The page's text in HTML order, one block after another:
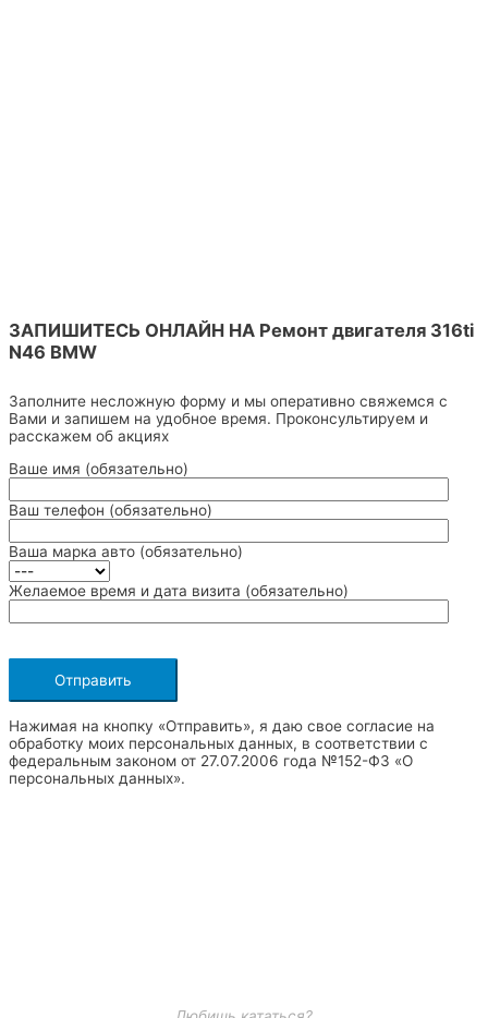
ЗАПИШИТЕСЬ ОНЛАЙН НА Ремонт двигателя 316ti
N46 BMW
Заполните несложную форму и мы оперативно свяжемся с
Вами и запишем на удобное время. Проконсультируем и
расскажем об акциях
Ваше имя (обязательно)
Ваш телефон (обязательно)
Ваша марка авто (обязательно)
Желаемое время и дата визита (обязательно)
Нажимая на кнопку «Отправить», я даю свое согласие на
обработку моих персональных данных, в соответствии с
федеральным законом от 27.07.2006 года №152-Ф3 «О
персональных данных».